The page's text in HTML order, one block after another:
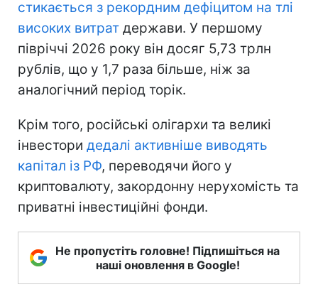
стикається з рекордним дефіцитом на тлі
високих витрат держави. У першому
півріччі 2026 року він досяг 5,73 трлн
рублів, що у 1,7 раза більше, ніж за
аналогічний період торік.
Крім того, російські олігархи та великі
інвестори дедалі активніше виводять
капітал із РФ, переводячи його у
криптовалюту, закордонну нерухомість та
приватні інвестиційні фонди.
Не пропустіть головне! Підпишіться на
наші оновлення в Google!